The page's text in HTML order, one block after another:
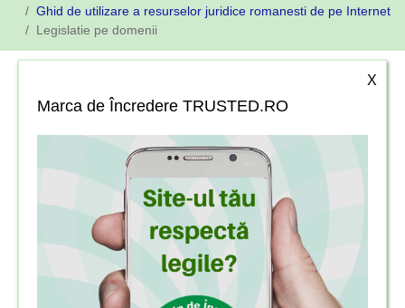
here:
Ghid de utilizare a resurselor juridice romanesti de pe Internet
Legislatie pe domenii
X
Marca de Încredere TRUSTED.RO